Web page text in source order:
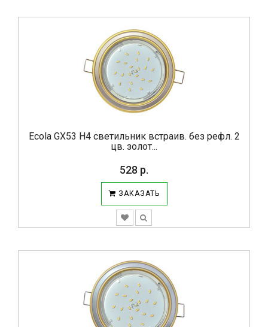
Ecola GX53 H4 светильник встраив. без рефл. 2
цв. золот...
528 р.
ЗАКАЗАТЬ